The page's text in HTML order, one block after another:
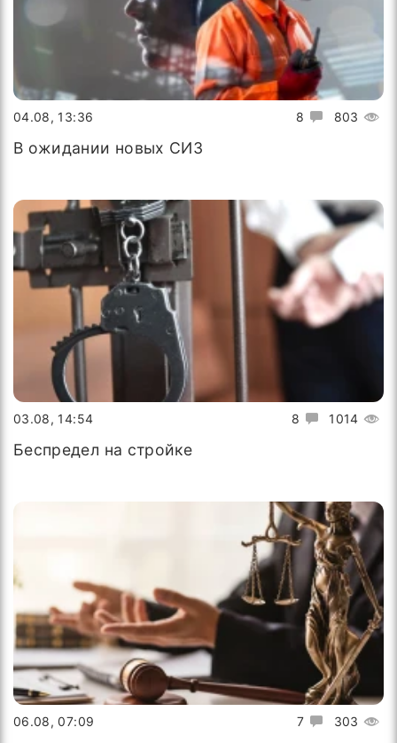
8 803
04.08, 13:36
В ожидании новых СИЗ
8 1014
03.08, 14:54
Беспредел на стройке
7 303
06.08, 07:09